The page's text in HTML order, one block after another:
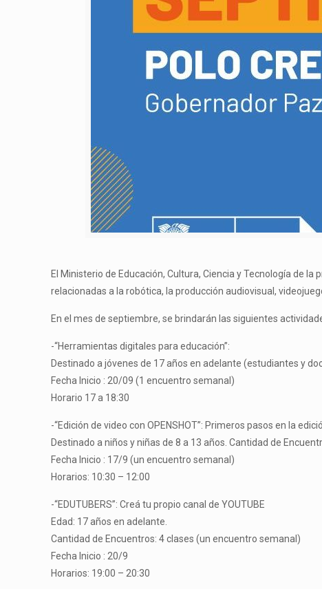
El Ministerio de Educación, Cultura, Ciencia y Tecnología de
relacionadas a la robótica, la producción audiovisual,
En el mes de septiembre, se brindarán las siguientes
-“Herramientas digitales para educación”:
Destinado a jóvenes de 17 años en adelante (estudiantes y
Fecha Inicio : 20/09 (1 encuentro semanal)
Horario 17 a 18:30
-“Edición de video con OPENSHOT”: Primeros pasos en la
Destinado a niños y niñas de 8 a 13 años. Cantidad de
Fecha Inicio : 17/9 (un encuentro semanal)
Horarios: 10:30 – 12:00
-“EDUTUBERS”: Creá tu propio canal de YOUTUBE
Edad: 17 años en adelante.
Cantidad de Encuentros: 4 clases (un encuentro semanal)
Fecha Inicio : 20/9
Horarios: 19:00 – 20:30